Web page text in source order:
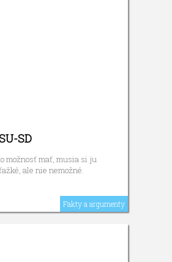
SD
možnosť mať, musia si ju
ale nie nemožné.
Fakty a argumenty